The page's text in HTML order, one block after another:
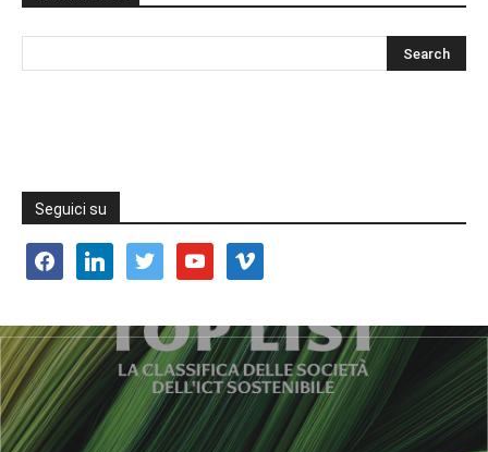
Seguici su
facebooklinkedin twitter youtube vimeo